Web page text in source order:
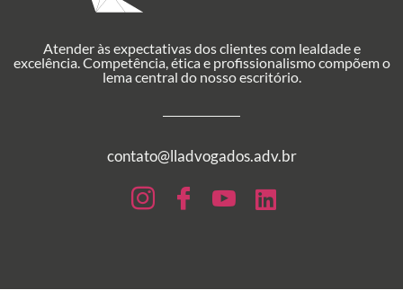
Atender às expectativas dos clientes com lealdade e
excelência. Competência, ética e profissionalismo compõem o
lema central do nosso escritório.
contato@lladvogados.adv.br